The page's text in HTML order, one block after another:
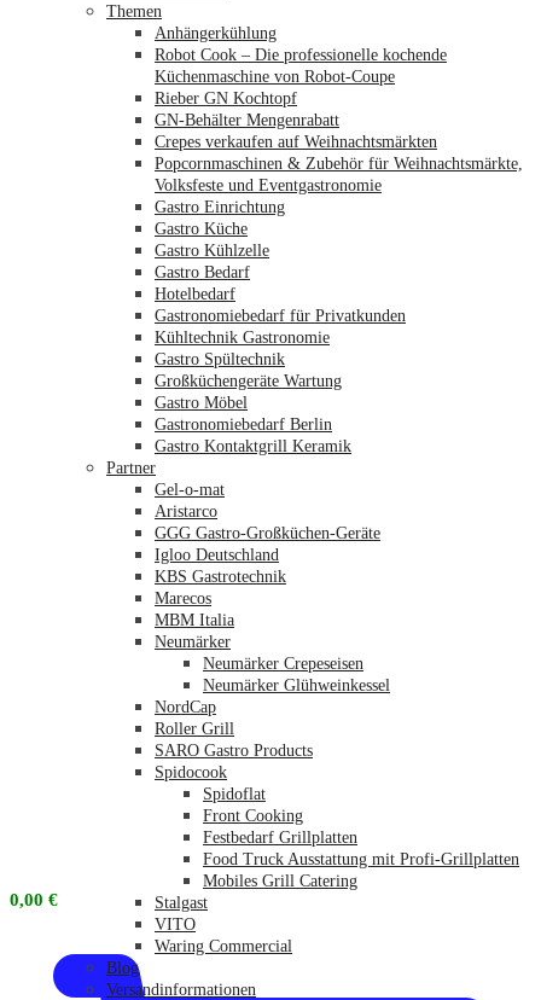
0,00 €
Themen
Anhängerkühlung
Robot Cook – Die professionelle kochende
Küchenmaschine von Robot-Coupe
Rieber GN Kochtopf
GN-Behälter Mengenrabatt
Crepes verkaufen auf Weihnachtsmärkten
Popcornmaschinen & Zubehör für Weihnachtsmärkte,
Volksfeste und Eventgastronomie
Gastro Einrichtung
Gastro Küche
Gastro Kühlzelle
Gastro Bedarf
Hotelbedarf
Gastronomiebedarf für Privatkunden
Kühltechnik Gastronomie
Gastro Spültechnik
Großküchengeräte Wartung
Gastro Möbel
Gastronomiebedarf Berlin
Gastro Kontaktgrill Keramik
Partner
Gel-o-mat
Aristarco
GGG Gastro-Großküchen-Geräte
Igloo Deutschland
KBS Gastrotechnik
Marecos
MBM Italia
Neumärker
Neumärker Crepeseisen
Neumärker Glühweinkessel
NordCap
Roller Grill
SARO Gastro Products
Spidocook
Spidoflat
Front Cooking
Festbedarf Grillplatten
Food Truck Ausstattung mit Profi-Grillplatten
Mobiles Grill Catering
Stalgast
VITO
Waring Commercial
Blog
Versandinformationen